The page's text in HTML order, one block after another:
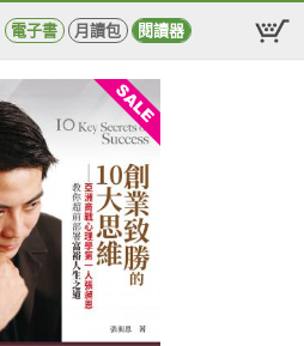
電子書 月讀包 閱讀器